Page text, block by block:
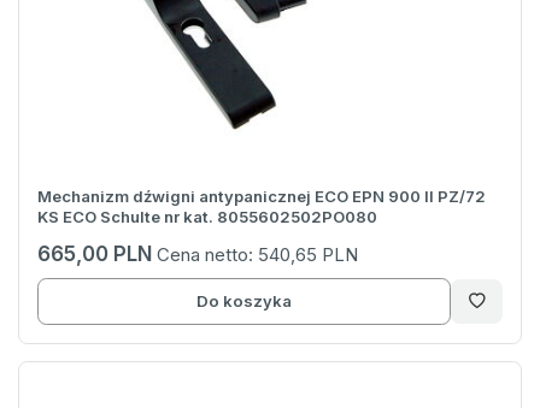
Mechanizm dźwigni antypanicznej ECO EPN 900 II PZ/72
KS ECO Schulte nr kat. 8055602502PO080
665,00 PLN Cena netto: 540,65 PLN
Do koszyka